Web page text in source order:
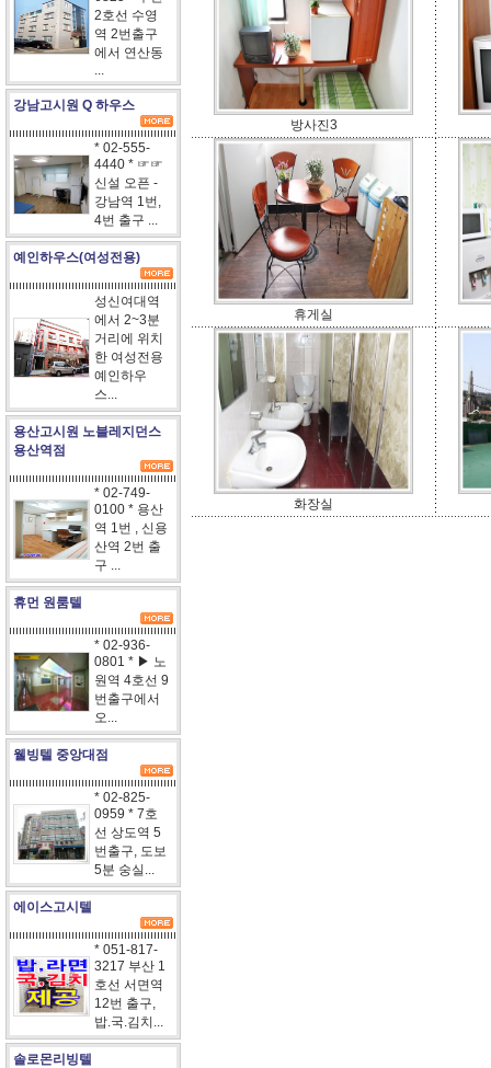
2호선 수영
역 2번출구
에서 연산동
...
강남고시원 Q 하우스
* 02-555-
4440 * ☞☞
신설 오픈 -
강남역 1번,
4번 출구 ...
예인하우스(여성전용)
성신여대역
에서 2~3분
거리에 위치
한 여성전용
예인하우
스...
용산고시원 노블레지던스
용산역점
* 02-749-
0100 * 용산
역 1번 , 신용
산역 2번 출
구 ...
휴먼 원룸텔
* 02-936-
0801 * ▶ 노
원역 4호선 9
번출구에서
오...
웰빙텔 중앙대점
* 02-825-
0959 * 7호
선 상도역 5
번출구, 도보
5분 숭실...
에이스고시텔
* 051-817-
3217 부산 1
호선 서면역
12번 출구,
밥.국.김치...
솔로몬리빙텔
방사진3
휴게실
화장실